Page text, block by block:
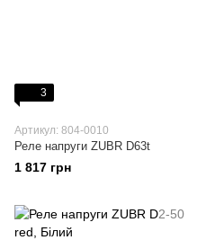
3
Артикул: 804-0010
Реле напруги ZUBR D63t
1 817 грн